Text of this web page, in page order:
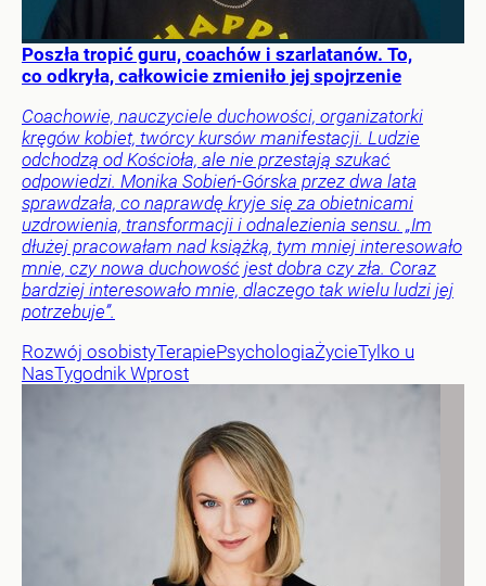
Poszła tropić guru, coachów i szarlatanów. To,
co odkryła, całkowicie zmieniło jej spojrzenie
Coachowie, nauczyciele duchowości, organizatorki
kręgów kobiet, twórcy kursów manifestacji. Ludzie
odchodzą od Kościoła, ale nie przestają szukać
odpowiedzi. Monika Sobień-Górska przez dwa lata
sprawdzała, co naprawdę kryje się za obietnicami
uzdrowienia, transformacji i odnalezienia sensu. „Im
dłużej pracowałam nad książką, tym mniej interesowało
mnie, czy nowa duchowość jest dobra czy zła. Coraz
bardziej interesowało mnie, dlaczego tak wielu ludzi jej
potrzebuje”.
Rozwój osobistyTerapiePsychologiaŻycieTylko u
NasTygodnik Wprost